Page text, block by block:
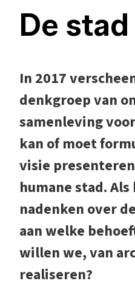
De
In 2017
denkgroep van
samenleving
kan of moet
visie
humane stad.
nadenken over
aan welke
willen we, van
realiseren?